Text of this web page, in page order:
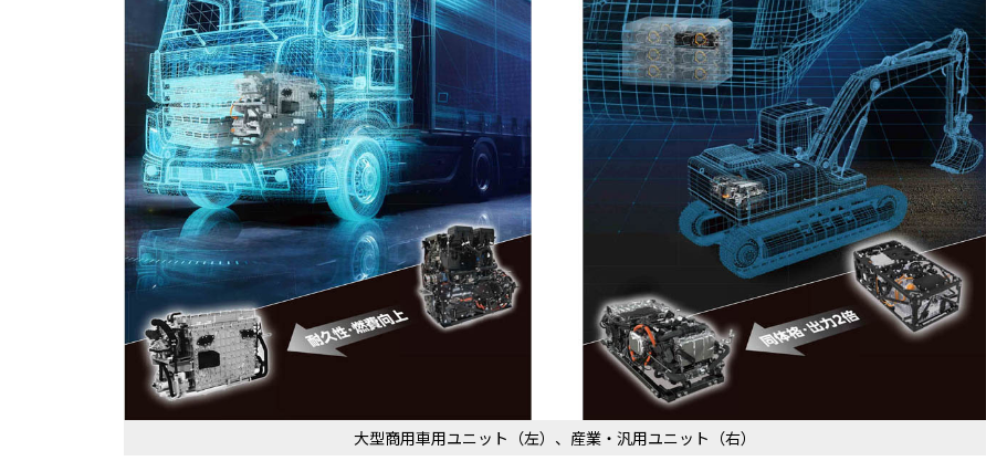
大型商用車用ユニット（左）、産業・汎用ユニット（右）